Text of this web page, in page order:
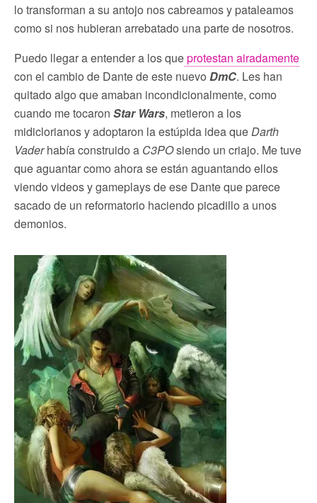
lo transforman a su antojo nos cabreamos y pataleamos
como si nos hubieran arrebatado una parte de nosotros.
Puedo llegar a entender a los queprotestan airadamente
con el cambio de Dante de este nuevo DmC. Les han
quitado algo que amaban incondicionalmente, como
cuando me tocaron Star Wars, metieron a los
midiclorianos y adoptaron la estúpida idea que Darth
Vaderhabía construido a C3POsiendo un criajo. Me tuve
que aguantar como ahora se están aguantando ellos
viendo videos y gameplays de ese Dante que parece
sacado de un reformatorio haciendo picadillo a unos
demonios.